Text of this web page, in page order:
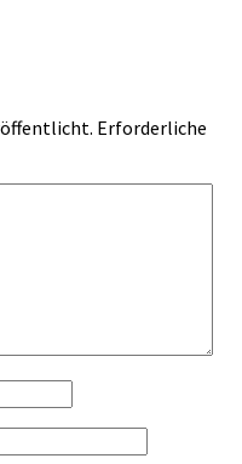
Erforderliche